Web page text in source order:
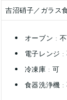
吉沼硝子／ガラス
オーブン :
電子レンジ :
冷凍庫 : 可
食器洗浄機 :